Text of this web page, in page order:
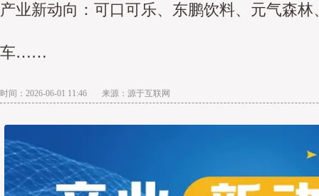
产业新动向：可口可乐、东鹏饮料、元气森
车……
时间：2026-06-01 11:46 来源：源于互联网